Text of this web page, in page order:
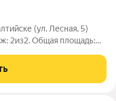
(ул. Лесная, 5)
2из2. Общая площадь:
Отопление: